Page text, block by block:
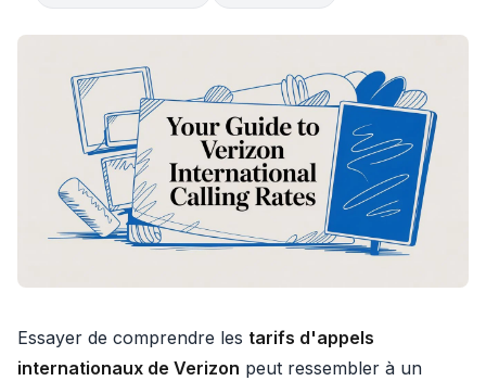
Essayer de comprendre les tarifs d'appels
internationaux de Verizon peut ressembler à un